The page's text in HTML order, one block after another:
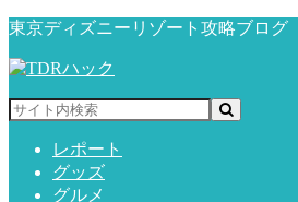
東京ディズニーリゾート攻略ブログ
レポート
グッズ
グルメ